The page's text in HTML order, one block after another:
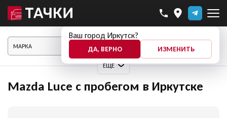
Ваш город Иркутск?
ДА, ВЕРНО ИЗМЕНИТЬ
ЕЩЕ
ПОКАЗАТЬ АВТО
Mazda Luce с пробегом в Иркутске